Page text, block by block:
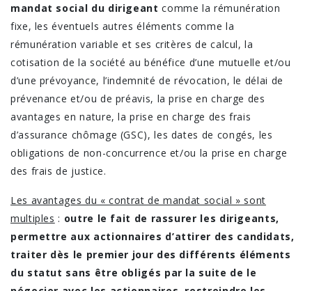
mandat social du dirigeant comme la rémunération
fixe, les éventuels autres éléments comme la
rémunération variable et ses critères de calcul, la
cotisation de la société au bénéfice d’une mutuelle et/ou
d’une prévoyance, l’indemnité de révocation, le délai de
prévenance et/ou de préavis, la prise en charge des
avantages en nature, la prise en charge des frais
d’assurance chômage (GSC), les dates de congés, les
obligations de non-concurrence et/ou la prise en charge
des frais de justice.
Les avantages du « contrat de mandat social » sont
multiples : outre le fait de rassurer les dirigeants,
permettre aux actionnaires d’attirer des candidats,
traiter dès le premier jour des différents éléments
du statut sans être obligés par la suite de le